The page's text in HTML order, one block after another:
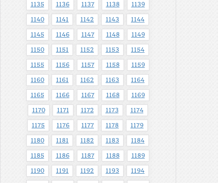
1135 1136 1137 1138 1139
1140 1141 1142 1143 1144
1145 1146 1147 1148 1149
1150 1151 1152 1153 1154
1155 1156 1157 1158 1159
1160 1161 1162 1163 1164
1165 1166 1167 1168 1169
1170 1171 1172 1173 1174
1175 1176 1177 1178 1179
1180 1181 1182 1183 1184
1185 1186 1187 1188 1189
1190 1191 1192 1193 1194